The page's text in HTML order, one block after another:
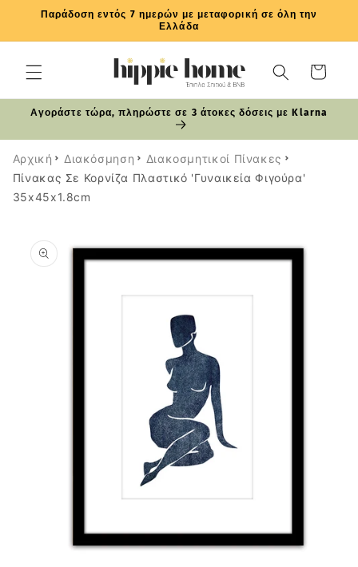
μετάβαση
περιεχόμενο
Παράδοση εντός 7 ημερών με μεταφορική σε όλη την
Ελλάδα
Καλάθι
Αγοράστε τώρα, πληρώστε σε 3 άτοκες δόσεις με Klarna
Αρχική Διακόσμηση
Διακοσμητικοί Πίνακες
Πίνακας Σε Κορνίζα Πλαστικό 'Γυναικεία Φιγούρα'
35x45x1.8cm
πληροφορίες
προϊόντος